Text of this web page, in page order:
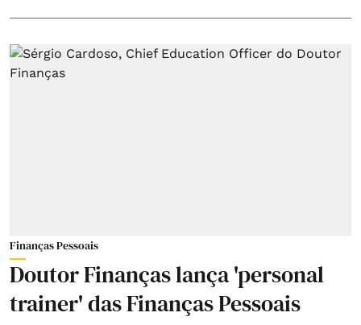
Finanças Pessoais
Doutor Finanças lança 'personal
trainer' das Finanças Pessoais